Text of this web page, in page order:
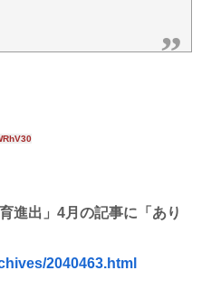
進出」4月の記事に「あり
2040463.html